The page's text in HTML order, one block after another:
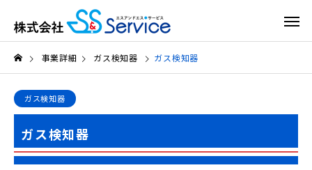
事業詳細 ガス検知器 ガス検知器
ガス検知器
ガス検知器